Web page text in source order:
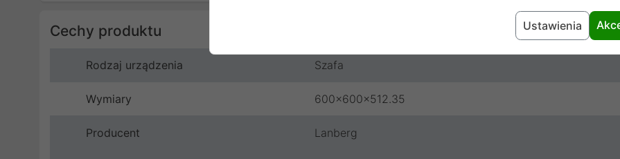
Cechy produktu
Rodzaj urządzenia Szafa
Wymiary 600x600x512.35
Producent Lanberg
Ustawienia